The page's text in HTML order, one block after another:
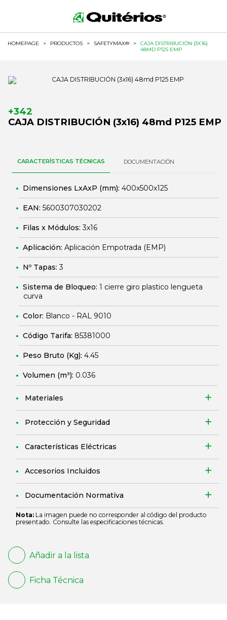
HOMEPAGE > PRODUCTOS > SAFETYMAX® >
CAJA DISTRIBUCIÓN (3X16)
48MD P125 EMP
+342
CAJA DISTRIBUCIÓN (3x16) 48md P125 EMP
CARACTERÍSTICAS TÉCNICAS DOCUMENTACIÓN
Dimensiones LxAxP (mm): 400x500x125
EAN: 5600307030202
Filas x Módulos:3x16
Aplicación: Aplicación Empotrada (EMP)
Nº Tapas:3
Sistema de Bloqueo: 1 cierre giro plastico lengueta
curva
Color: Blanco - RAL 9010
Código Tarifa: 85381000
Peso Bruto (Kg): 4.45
Volumen (m³): 0.036
Materiales
Protección y Seguridad
Características Eléctricas
Accesorios Incluidos
Documentación Normativa
Nota: La imagen puede no corresponder al código del producto
presentado. Consulte las especificaciones técnicas.
Añadir a la lista
Ficha Técnica